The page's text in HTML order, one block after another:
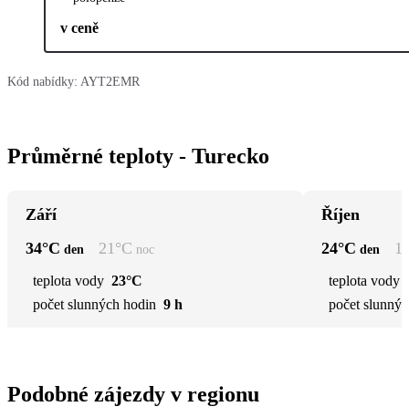
v ceně
Kód nabídky: AYT2EMR
Průměrné teploty - Turecko
Září
34°C den 21°C noc
teplota vody 23°C
počet slunných hodin 9 h
Říjen
24°C den
teplota vody
počet
Podobné zájezdy v regionu